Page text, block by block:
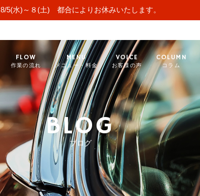
8/5(水)～８(土) 都合によりお休みいたします。
FLOW
作業の流れ
MENU
メニュー・料金
VOICE
お客様の声
COLUMN
コラム
BLOG
ブログ